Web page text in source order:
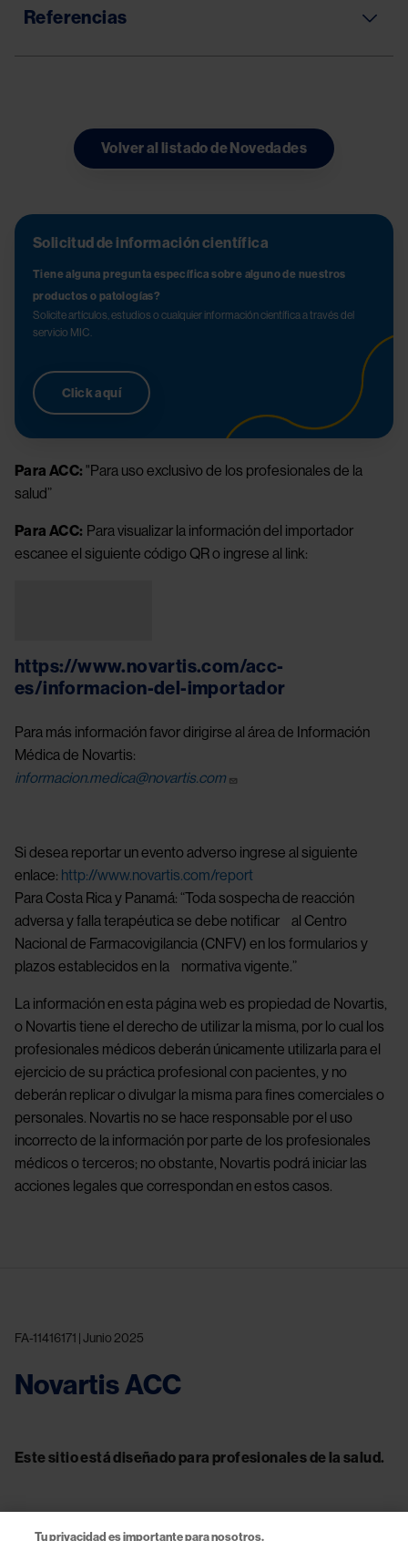
Referencias
Volver al listado de Novedades
Solicitud de información científica
Tiene alguna pregunta específica sobre alguno de nuestros
productos o patologías?
Solicite artículos, estudios o cualquier información científica a través del
servicio MIC.
Click aquí
Para ACC: "Para uso exclusivo de los profesionales de la
salud”
Para ACC: Para visualizar la información del importador
escanee el siguiente código QR o ingrese al link:
https://www.novartis.com/acc-
es/informacion-del-importador
Para más información favor dirigirse al área de Información
Médica de Novartis:
informacion.medica@novartis.com
Si desea reportar un evento adverso ingrese al siguiente
enlace: http://www.novartis.com/report
Para Costa Rica y Panamá: “Toda sospecha de reacción
adversa y falla terapéutica se debe notificar al Centro
Nacional de Farmacovigilancia (CNFV) en los formularios y
plazos establecidos en la normativa vigente.”
La información en esta página web es propiedad de Novartis,
o Novartis tiene el derecho de utilizar la misma, por lo cual los
profesionales médicos deberán únicamente utilizarla para el
ejercicio de su práctica profesional con pacientes, y no
deberán replicar o divulgar la misma para fines comerciales o
personales. Novartis no se hace responsable por el uso
incorrecto de la información por parte de los profesionales
médicos o terceros; no obstante, Novartis podrá iniciar las
acciones legales que correspondan en estos casos.
FA-11416171 | Junio 2025
Novartis ACC
Este sitio está diseñado para profesionales de la salud.
Tu privacidad es importante para nosotros.